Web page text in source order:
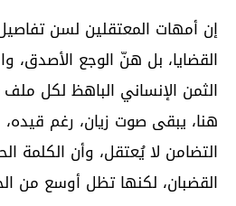
إن أمهات المعتقلين لسن
القضايا، بل هنّ الوجع الأصدق،
الثمن الإنساني الباهظ لكل
هنا، يبقى صوت زيان، رغم
التضامن لا يُعتقل، وأن الكلمة
القضبان، لكنها تظل أوسع من